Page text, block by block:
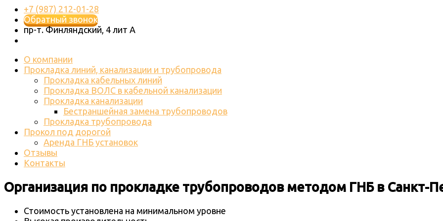
+7 (987) 212-01-28
Обратный звонок
пр-т. Финляндский, 4 лит А
О компании
Прокладка линий, канализации и трубопровода
Прокладка кабельных линий
Прокладка ВОЛС в кабельной канализации
Прокладка канализации
Бестраншейная замена трубопроводов
Прокладка трубопровода
Прокол под дорогой
Аренда ГНБ установок
Отзывы
Контакты
Организация по прокладке трубопроводов методом ГНБ в Санкт-
Стоимость установлена на минимальном уровне